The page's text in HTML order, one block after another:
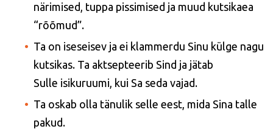
närimised, tuppa pissimised ja muud kutsikaea
“rõõmud”.
Ta on iseseisev ja ei klammerdu Sinu külge nagu
kutsikas. Ta aktsepteerib Sind ja jätab
Sulle isikuruumi, kui Sa seda vajad.
Ta oskab olla tänulik selle eest, mida Sina talle
pakud.